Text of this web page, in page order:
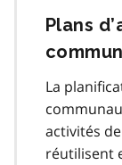
Plans
La
activités
réutilisent